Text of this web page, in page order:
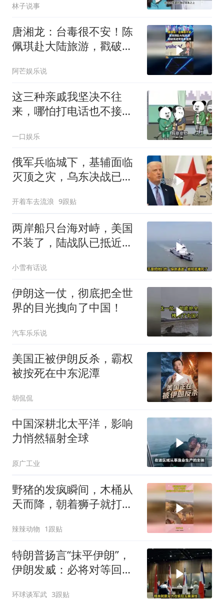
林子说事
唐湘龙：台毒很不安！陈
佩琪赴大陆旅游，戳破民
阿芒娱乐说
这三种亲戚我坚决不往
来，哪怕打电话也不接，
一口娱乐
俄军兵临城下，基辅面临
灭顶之灾，乌东决战已打
开着车去流浪 9跟贴
两岸船只台海对峙，美国
不装了，陆战队已抵近台
小雪有话说
伊朗这一仗，彻底把全世
界的目光拽向了中国！
汽车乐乐说
美国正被伊朗反杀，霸权
被按死在中东泥潭
胡侃侃
中国深耕北太平洋，影响
力悄然辐射全球
原广工业
野猪的发疯瞬间，木桶从
天而降，朝着狮子就打去
辣辣动物 1跟贴
特朗普扬言“抹平伊朗”，
伊朗发威：必将对等回
环球谈军武 3跟贴